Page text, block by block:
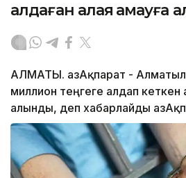
алдаған алаяқ қамауға
АЛМАТЫ. ҚазАқпарат -
миллион теңгеге алдап кеткен
алынды, деп хабарлайды